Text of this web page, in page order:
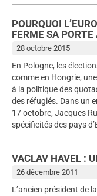
POURQUOI
FERME SA
28 octobre 2015
En Pologne, les
comme en Hongrie,
à la politique des
des réfugiés. Dans un
17 octobre, Jacques
spécificités des pays
VACLAV HAVEL :
26 décembre 2011
L’ancien président de